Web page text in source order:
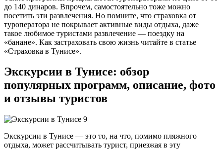
до 140 динаров. Впрочем, самостоятельно тоже можно
посетить эти развлечения. Но помните, что страховка от
туроператора не покрывает активные виды отдыха, даже
такое любимое туристами развлечение — поездку на
«банане». Как застраховать свою жизнь читайте в статье
«Страховка в Тунисе».
Экскурсии в Тунисе: обзор
популярных программ, описание, фото
и отзывы туристов
Экскурсии в Тунисе — это то, на что, помимо пляжного
отдыха, может рассчитывать турист, приезжая в эту